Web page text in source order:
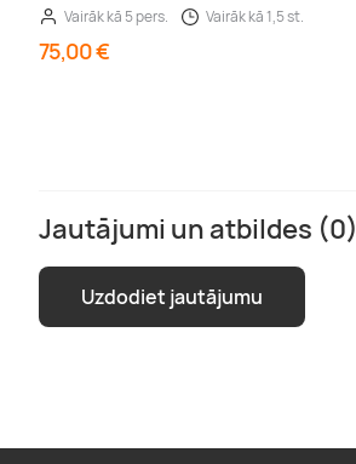
Vairāk kā 5 pers.
Vairāk kā 1,5 st.
75,00 €
Jautājumi un atbildes (0)
Uzdodiet jautājumu